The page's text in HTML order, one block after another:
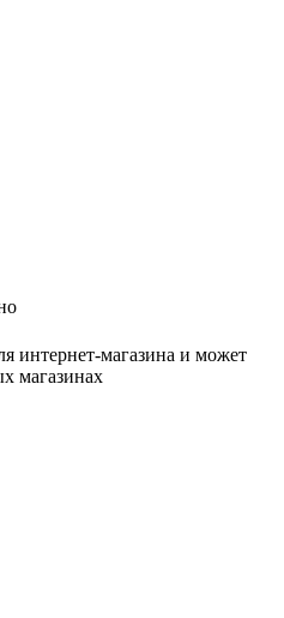
интернет-магазина и может
магазинах